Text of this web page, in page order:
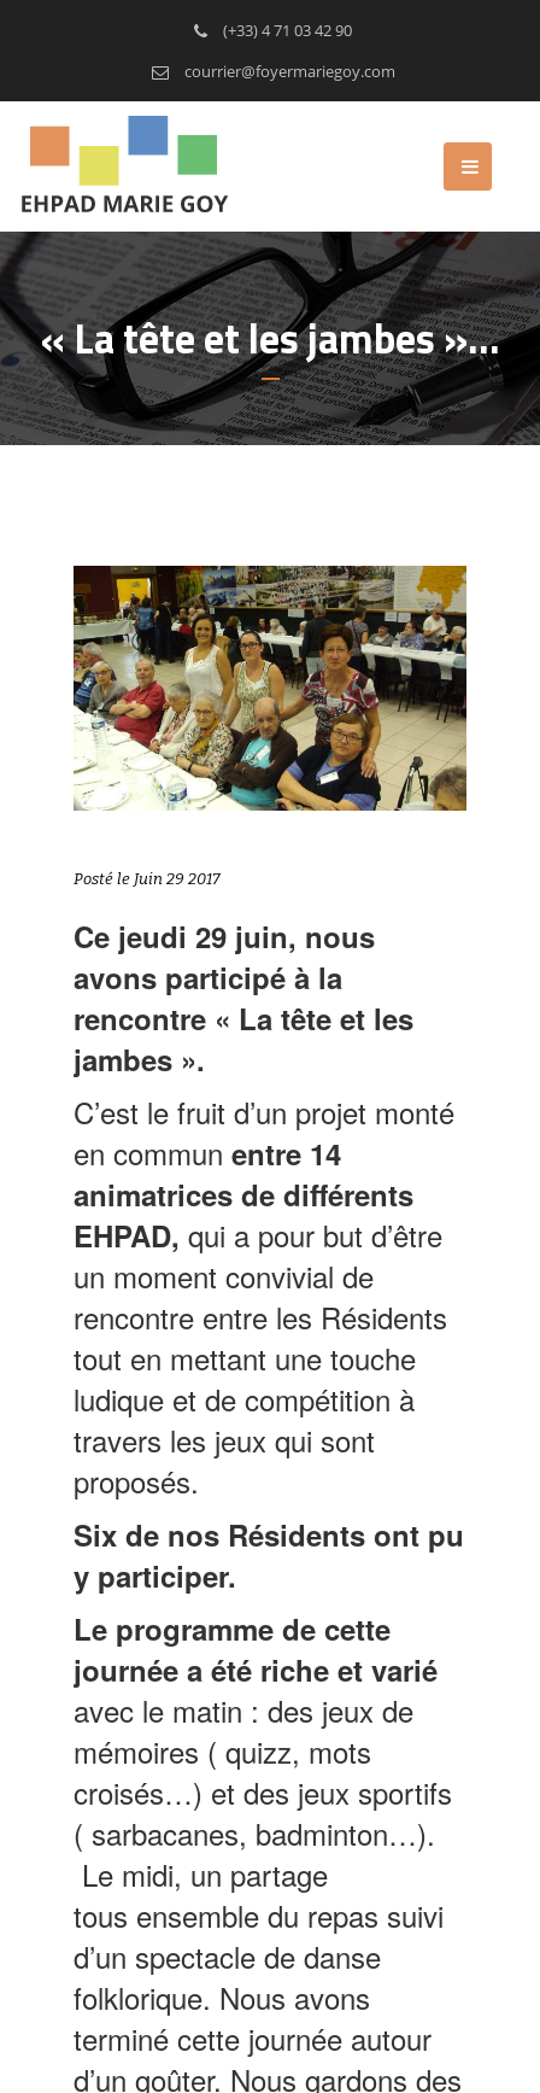
(+33) 4 71 03 42 90
courrier@foyermariegoy.com
« La tête et les jambes »…
Posté le Juin 29 2017
Ce jeudi 29 juin, nous
avons participé à la
rencontre « La tête et les
jambes ».
C’est le fruit d’un projet monté
en communentre 14
animatrices de différents
EHPAD,qui a pour but d’être
un moment convivial de
rencontre entre les Résidents
tout en mettant une touche
ludique et de compétition à
travers les jeux qui sont
proposés.
Six de nos Résidents ont pu
y participer.
Le programme de cette
journée a été riche et varié
avec le matin : des jeux de
mémoires ( quizz, mots
croisés…) et des jeux sportifs
( sarbacanes, badminton…).
Le midi, un partage
tous ensemble du repas suivi
d’un spectacle de danse
folklorique. Nous avons
terminé cette journée autour
d’un goûter. Nous gardons des